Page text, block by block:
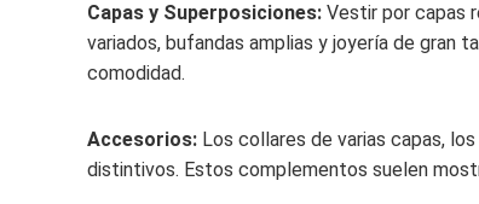
Capas y Superposiciones: Vestir por capas
variados, bufandas amplias y joyería de gran
comodidad.
Accesorios: Los collares de varias capas,
distintivos. Estos complementos suelen